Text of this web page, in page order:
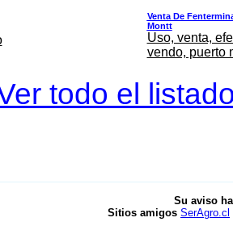
Venta De
Montt
Uso, venta,
vendo, puerto
todo el
Su aviso
Sitios amigos SerAgro.cl